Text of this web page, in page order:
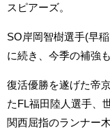
スピアーズ。
SO岸岡智樹選手(早
に続き、今季の補強
復活優勝を遂げた帝
たFL福田陸人選手、
関西屈指のランナー